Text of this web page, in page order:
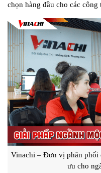
chọn hàng đầu cho các
Vinachi – Đơn vị phân phối
ưu cho